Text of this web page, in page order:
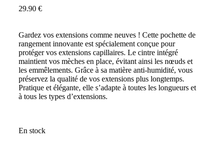
29.90 €
Gardez vos extensions comme neuves ! Cette pochette de
rangement innovante est spécialement conçue pour
protéger vos extensions capillaires. Le cintre intégré
maintient vos mèches en place, évitant ainsi les nœuds et
les emmêlements. Grâce à sa matière anti-humidité, vous
préservez la qualité de vos extensions plus longtemps.
Pratique et élégante, elle s’adapte à toutes les longueurs et
à tous les types d’extensions.
En stock